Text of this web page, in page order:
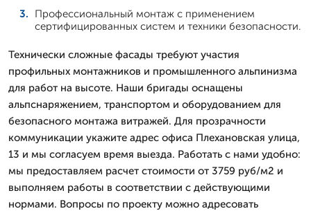
Профессиональный монтаж с применением
сертифицированных систем и техники безопасности.
Технически сложные фасады требуют участия
профильных монтажников и промышленного альпинизма
для работ на высоте. Наши бригады оснащены
альпснаряжением, транспортом и оборудованием для
безопасного монтажа витражей. Для прозрачности
коммуникации укажите адрес офиса Плехановская улица,
13 и мы согласуем время выезда. Работать с нами удобно:
мы предоставляем расчет стоимости от 3759 руб/м2 и
выполняем работы в соответствии с действующими
нормами. Вопросы по проекту можно адресовать